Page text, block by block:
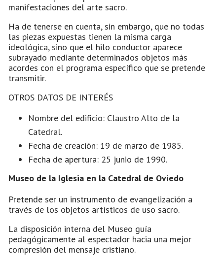
manifestaciones del arte sacro.
Ha de tenerse en cuenta, sin embargo, que no todas
las piezas expuestas tienen la misma carga
ideológica, sino que el hilo conductor aparece
subrayado mediante determinados objetos más
acordes con el programa específico que se pretende
transmitir.
OTROS DATOS DE INTERÉS
Nombre del edificio: Claustro Alto de la
Catedral.
Fecha de creación: 19 de marzo de 1985.
Fecha de apertura: 25 junio de 1990.
Museo de la Iglesia en la Catedral de Oviedo
Pretende ser un instrumento de evangelización a
través de los objetos artísticos de uso sacro.
La disposición interna del Museo guía
pedagógicamente al espectador hacia una mejor
compresión del mensaje cristiano.